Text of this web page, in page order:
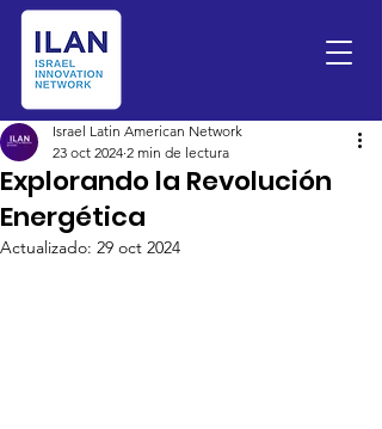
Explorando la Revolución
Energética
Israel Latin American Network
23 oct 2024 2 min de lectura
Actualizado: 29 oct 2024